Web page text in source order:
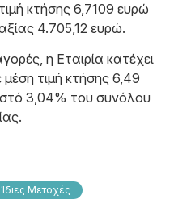
κτήσης 6,7109 ευρώ
4.705,12 ευρώ.
η Εταιρία κατέχει
μέση τιμή κτήσης 6,49
3,04% του συνόλου
Ίδιες Μετοχές